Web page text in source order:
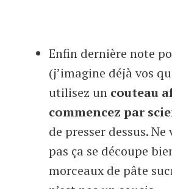
Enfin dernière note
(j’imagine déjà vos
utilisez un couteau
commencez par
de presser dessus.
pas ça se découpe
morceaux de pâte